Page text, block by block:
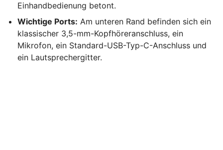
Einhandbedienung betont.
Wichtige Ports: Am unteren Rand befinden sich ein
klassischer 3,5-mm-Kopfhöreranschluss, ein
Mikrofon, ein Standard-USB-Typ-C-Anschluss und
ein Lautsprechergitter.